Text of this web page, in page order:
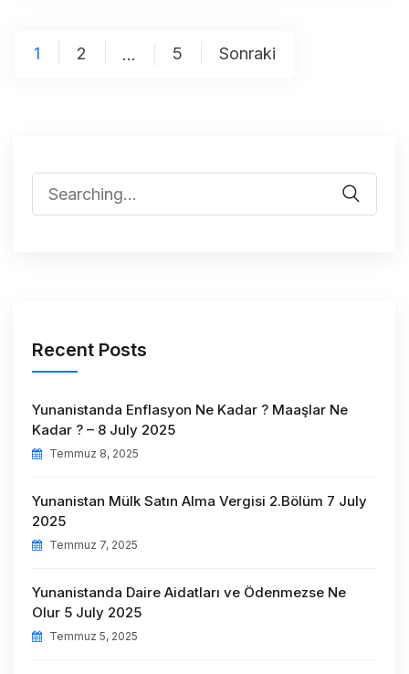
1 2 … 5 Sonraki
Recent Posts
Yunanistanda Enflasyon Ne Kadar ? Maaşlar Ne
Kadar ? – 8 July 2025
Temmuz 8, 2025
Yunanistan Mülk Satın Alma Vergisi 2.Bölüm 7 July
2025
Temmuz 7, 2025
Yunanistanda Daire Aidatları ve Ödenmezse Ne
Olur 5 July 2025
Temmuz 5, 2025